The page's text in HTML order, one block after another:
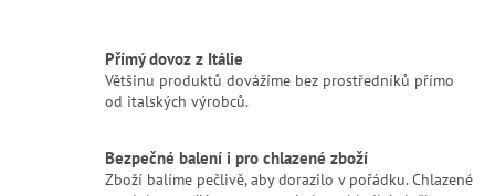
Přímý dovoz z Itálie
Většinu produktů dovážíme bez prostředníků přímo
od italských výrobců.
Bezpečné balení i pro chlazené zboží
Zboží balíme pečlivě, aby dorazilo v pořádku. Chlazené